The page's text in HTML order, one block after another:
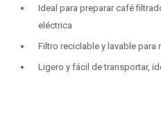
Ideal para preparar café
eléctrica
Filtro reciclable y lavable para
Ligero y fácil de transportar,